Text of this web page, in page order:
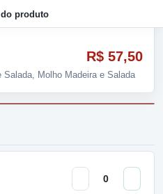
produto
Molho Madeira e Salada
R$ 57,50